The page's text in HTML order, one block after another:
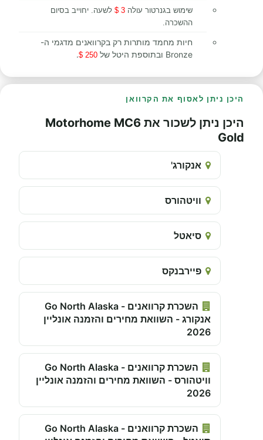
שימוש בגנרטור עולה 3 $
לשעה. יחוייב בסיום
ההשכרה.
חיות מחמד מותרות רק בקרוואנים מדגמי ה-
Bronze ובתוספת היטל של
250 $
.
היכן ניתן לאסוף את הקרוואן
היכן ניתן לשכור את Motorhome MC6
Gold
אנקורג'
וויטהורס
סיאטל
פיירבנקס
השכרת קרוואנים - Go North Alaska
אנקורג - השוואת מחירים והזמנה אונליין
2026
השכרת קרוואנים - Go North Alaska
וויטהורס - השוואת מחירים והזמנה אונליין
2026
השכרת קרוואנים - Go North Alaska